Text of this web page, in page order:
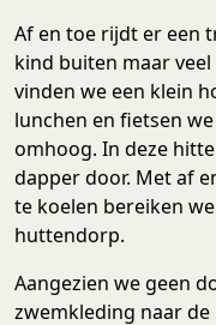
Af en toe rijdt er een
kind buiten maar
vinden we een klein
lunchen en fietsen
omhoog. In deze
dapper door. Met af
te koelen bereiken
huttendorp.
Aangezien we geen
zwemkleding naar